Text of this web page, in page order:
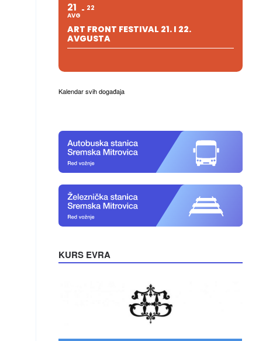
21
AVG
22
ART FRONT FESTIVAL 21. I 22.
AVGUSTA
Kalendar svih događaja
KURS EVRA